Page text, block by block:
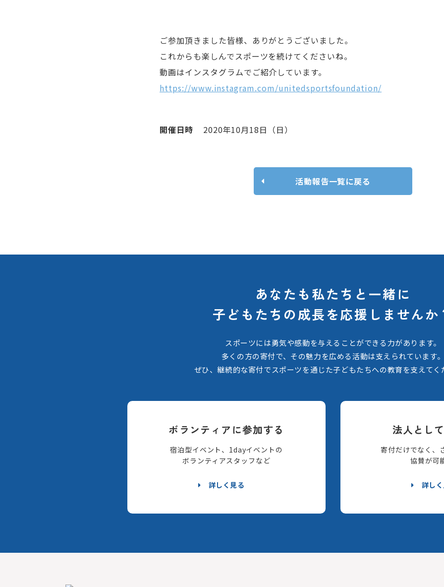
ご参加頂きました皆様、ありがとうございました。
これからも楽しんでスポーツを続けてくださいね。
動画はインスタグラムでご紹介しています。
https://www.instagram.com/unitedsportsfoundation/
開催日時 2020年10月18日（日）
活動報告一覧に戻る
あなたも私たちと一緒に
子どもたちの成長を応援しませんか
スポーツには勇気や感動を与えることができる力があります。
多くの方の寄付で、その魅力を広める活動は支えられています
ぜひ、継続的な寄付でスポーツを通じた子どもたちへの教育を支えてく
ボランティアに参加する
宿泊型イベント、1dayイベントの
ボランティアスタッフなど
詳しく見る
法人とし
寄付だけでなく、
協賛が可
詳し